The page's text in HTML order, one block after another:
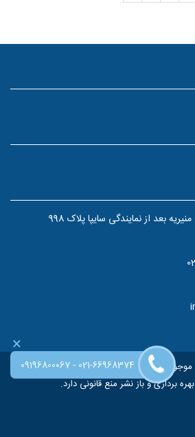
بعد از نمایندگی سایپا پلاک 998
در این سایت متعلق به فروشگاه اینترنتی
برداری و باز نشر منع قانونی دارد.
×
09196800067- 021-66968374